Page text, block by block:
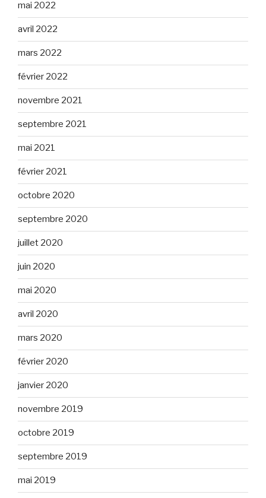
mai 2022
avril 2022
mars 2022
février 2022
novembre 2021
septembre 2021
mai 2021
février 2021
octobre 2020
septembre 2020
juillet 2020
juin 2020
mai 2020
avril 2020
mars 2020
février 2020
janvier 2020
novembre 2019
octobre 2019
septembre 2019
mai 2019